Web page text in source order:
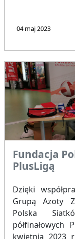
04 maj 2023
Fundacja
PlusLigą
Dzięki
Grupą Azoty
Polska
kwietnia 2023